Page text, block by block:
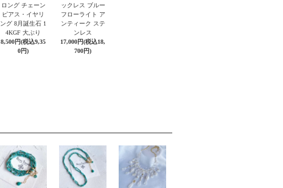
ロング チェーン
ピアス・イヤリ
ング 8月誕生石 1
4KGF 大ぶり
8,500円(税込9,35
0円)
ックレス ブルー
フローライト ア
ンティーク ステ
ンレス
17,000円(税込18,
700円)